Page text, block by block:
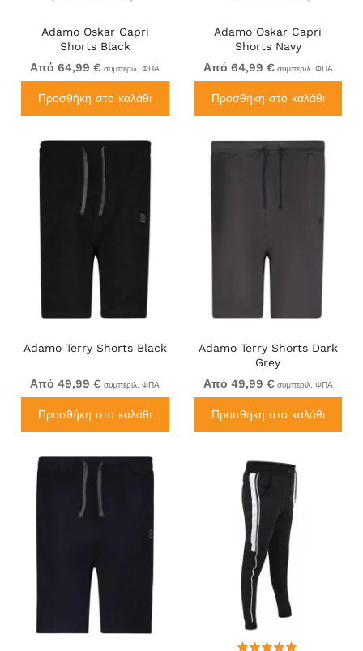
Adamo Oskar Capri
Shorts Black
Από 64,99 € συμπεριλ. ΦΠΑ
Προσθήκη στο καλάθι
Adamo Oskar Capri
Shorts Navy
Από 64,99 € συμπεριλ. ΦΠΑ
Προσθήκη στο καλάθι
Adamo Terry Shorts Black
Από 49,99 € συμπεριλ. ΦΠΑ
Προσθήκη στο καλάθι
Adamo Terry Shorts Dark
Grey
Από 49,99 € συμπεριλ. ΦΠΑ
Προσθήκη στο καλάθι